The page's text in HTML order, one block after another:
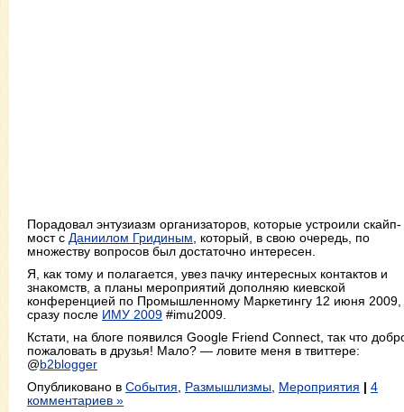
Порадовал энтузиазм организаторов, которые устроили скайп-
мост с Даниилом Гридиным , который, в свою очередь, по
множеству вопросов был достаточно интересен.
Я, как тому и полагается, увез пачку интересных контактов и
знакомств, а планы мероприятий дополняю киевской
конференцией по Промышленному Маркетингу 12 июня 2009,
сразу после ИМУ 2009 #imu2009.
Кстати, на блоге появился Google Friend Connect, так что
пожаловать в друзья! Мало? — ловите меня в твиттере:
@b2blogger
Опубликовано в События Размышлизмы Мероприятия | 4
комментариев »